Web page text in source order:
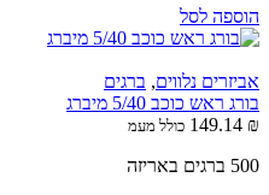
הוספה לסל
אביזרים נלווים, ברגים
בורג ראש כוכב 5/40 מיברג
149.14 ₪ כולל מעמ
500 ברגים באריזה